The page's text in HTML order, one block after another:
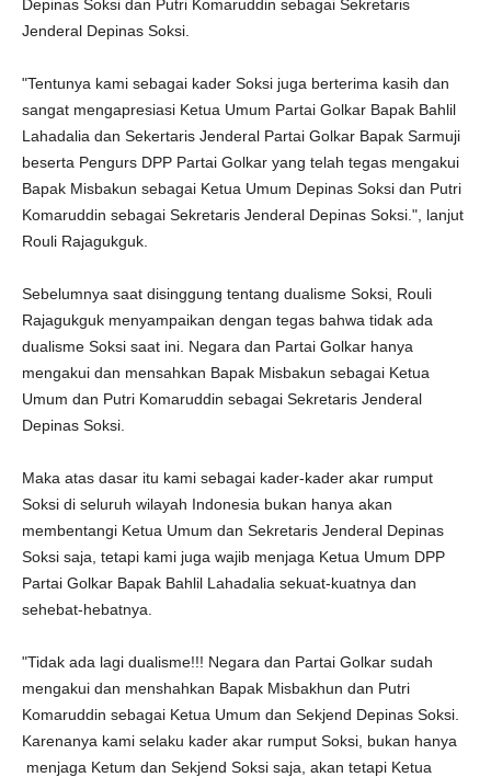
Depinas Soksi dan Putri Komaruddin sebagai Sekretaris
Jenderal Depinas Soksi.
"Tentunya kami sebagai kader Soksi juga berterima kasih dan
sangat mengapresiasi Ketua Umum Partai Golkar Bapak Bahlil
Lahadalia dan Sekertaris Jenderal Partai Golkar Bapak Sarmuji
beserta Pengurs DPP Partai Golkar yang telah tegas mengakui
Bapak Misbakun sebagai Ketua Umum Depinas Soksi dan Putri
Komaruddin sebagai Sekretaris Jenderal Depinas Soksi.", lanjut
Rouli Rajagukguk.
Sebelumnya saat disinggung tentang dualisme Soksi, Rouli
Rajagukguk menyampaikan dengan tegas bahwa tidak ada
dualisme Soksi saat ini. Negara dan Partai Golkar hanya
mengakui dan mensahkan Bapak Misbakun sebagai Ketua
Umum dan Putri Komaruddin sebagai Sekretaris Jenderal
Depinas Soksi.
Maka atas dasar itu kami sebagai kader-kader akar rumput
Soksi di seluruh wilayah Indonesia bukan hanya akan
membentangi Ketua Umum dan Sekretaris Jenderal Depinas
Soksi saja, tetapi kami juga wajib menjaga Ketua Umum DPP
Partai Golkar Bapak Bahlil Lahadalia sekuat-kuatnya dan
sehebat-hebatnya.
"Tidak ada lagi dualisme!!! Negara dan Partai Golkar sudah
mengakui dan menshahkan Bapak Misbakhun dan Putri
Komaruddin sebagai Ketua Umum dan Sekjend Depinas Soksi.
Karenanya kami selaku kader akar rumput Soksi, bukan hanya
menjaga Ketum dan Sekjend Soksi saja, akan tetapi Ketua